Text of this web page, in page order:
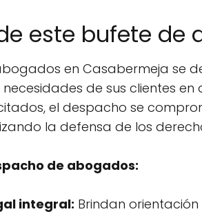
este bufete
en Casabermeja se
de sus clientes
el despacho se
la defensa de los
de abogados:
integral: Brindan